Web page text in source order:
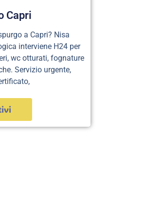
Capri
a Capri? Nisa
interviene H24 per
wc otturati, fognature
Servizio urgente,